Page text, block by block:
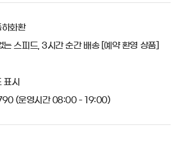
하화환
는 스피드, 3시간 순간 배송 [예약 환영 상품]
표시
(운영시간 08:00 - 19:00)